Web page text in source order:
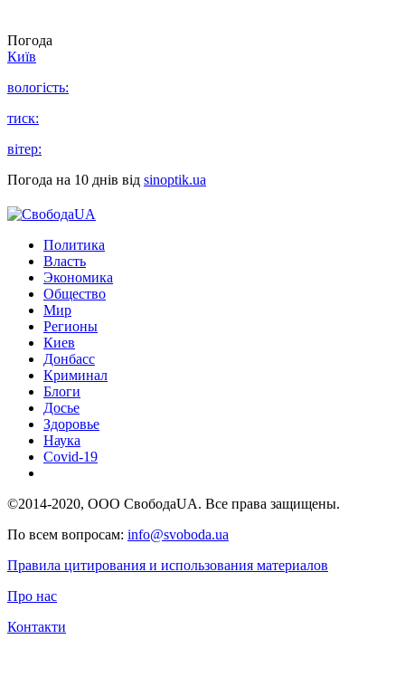
Погода
Київ
вологість:
тиск:
вітер:
Погода на 10 днів від sinoptik.ua
Политика
Власть
Экономика
Общество
Мир
Регионы
Киев
Донбасс
Криминал
Блоги
Досье
Здоровье
Наука
Covid-19
©2014-2020, ООО СвободаUA. Все права защищены.
По всем вопросам: info@svoboda.ua
Правила цитирования и использования материалов
Про нас
Контакти